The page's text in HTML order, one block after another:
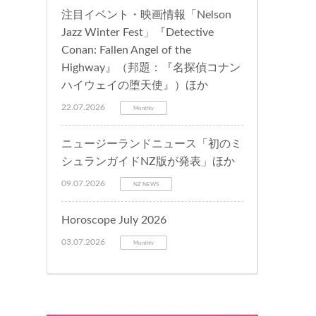
注目イベント・映画情報「Nelson
Jazz Winter Fest」『Detective
Conan: Fallen Angel of the
Highway』（邦題：『名探偵コナン
ハイウェイの堕天使』）ほか
22.07.2026 Monthly
ニュージーランドニュース「初のミ
シュランガイドNZ版が発表」ほか
09.07.2026 NZ NEWS
Horoscope July 2026
03.07.2026 Monthly